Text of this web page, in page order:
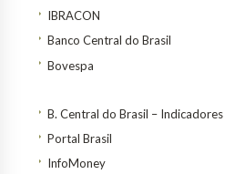
IBRACON
Banco Central do Brasil
Bovespa
B. Central do Brasil – Indicadores
Portal Brasil
InfoMoney